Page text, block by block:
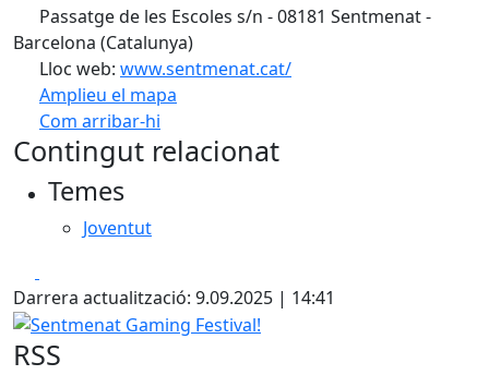
Passatge de les Escoles s/n - 08181 Sentmenat -
Barcelona (Catalunya)
Lloc web: www.sentmenat.cat/
Amplieu el mapa
Com arribar-hi
+
Contingut relacionat
Temes
Joventut
Darrera actualització: 9.09.2025 | 14:41
Sentmenat Gaming Festival!
RSS